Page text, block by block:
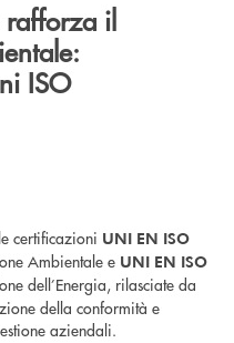
rafforza il
ISO
certificazioni UNI EN ISO
Ambientale e UNI EN ISO
dell’Energia, rilasciate da
della conformità e
aziendali.